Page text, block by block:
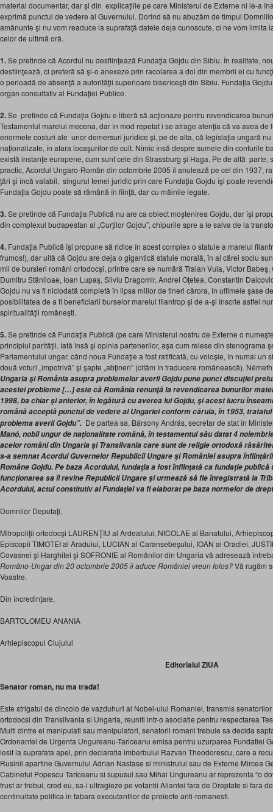
material documentar, dar şi din explicaţiile pe care Ministerul de Externe ni le-a
exprimă punctul de vedere al Guvernului. Dorind să nu abuzăm de timpul
amănunte şi nu vom readuce la suprafaţă datele deja cunoscute, ci ne vom limita
celor de ultimă oră.
1.Se pretinde că Acordul nu desfiinţează Fundaţia Gojdu din Sibiu. În realitate,
desfiinţează, ci preferă să şi-o anexeze prin racolarea a doi din membrii ei cu
o perioadă de absenţă a autorităţii superioare bisericeşti din Sibiu. Fundaţia
organ consultativ al Fundaţiei Publice.
2.Se pretinde că Fundaţia Gojdu e liberă să acţionaze pentru revendicarea
Testamentul marelui mecena, dar în mod repetat i se atrage atenţia că va avea
enormele costuri ale unor demersuri juridice şi, pe de alta, că legislaţia ungară
naţionalizate, în afara locaşurilor de cult. Nimic însă despre sumele din conturile
există instanţe europene, cum sunt cele din Strassburg şi Haga. Pe de altă parte,
practic, Acordul Ungaro-Român din octombrie 2005 îl anulează pe cel din 1937,
ţări şi încă valabil, singurul temei juridic prin care Fundaţia Gojdu îşi poate
Fundaţia Gojdu poate să rămână în fiinţă, dar cu mâinile legate.
3.Se pretinde că Fundaţia Publică nu are ca obiect moştenirea Gojdu, dar îşi
din complexul budapestan al „Curţilor Gojdu”, chipurile spre a le salva de la
4. Fundaţia Publică îşi propune să ridice în acest complex o statuie a marelui
frumos!), dar uită că Gojdu are deja o gigantică statuie morală, în al cărei soclu
mii de bursieri români ortodocşi, printre care se numără Traian Vuia, Victor
Dumitru Stăniloae, Ioan Lupaş, Silviu Dragomir, Andrei Oţetea, Constantin
Gojdu nu va fi niciodată completă în lipsa miilor de tineri cărora, în ultimele şase
posibilitatea de a fi beneficiarii burselor marelui filantrop şi de a-şi înscrie astfel
spiritualităţii româneşti.
5.Se pretinde că Fundaţia Publică (pe care Ministerul nostru de Externe o
principiul parităţii. Iată însă şi opinia partenerilor, aşa cum reiese din stenograma
Parlamentului ungar, când noua Fundaţie a fost ratificată, cu voioşie, în numai un
două voturi „împotrivă” şi şapte „abţineri” (cităm în traducere românească).
Ungaria şi România asupra problemelor averii Gojdu pune punct discuţiei
acestei probleme […] este că România renunţă la revendicarea bunurilor
1998, ba chiar şi anterior, în legătură cu averea lui Gojdu, şi acest lucru
română acceptă punctul de vedere al Ungariei conform căruia, în 1953,
problema averii Gojdu”. De partea sa, Bársony András, secretar de stat în
Manó, nobil ungur de naţionalitate română, în testamentul său datat 4
acelor români din Ungaria şi Transilvania care sunt de religie ortodoxă
s-a semnat Acordul Guvernelor Republicii Ungare şi României asupra
Române Gojdu. Pe baza Acordului, fundaţia a fost înfiinţată ca fundaţie
funcţionarea sa îi revine Republicii Ungare şi urmează să fie înregistrată la
Acordului, actul constitutiv al Fundaţiei va fi elaborat pe baza normelor de
Domnilor Deputaţi,
Mitropoliţii ortodocşi LAURENŢIU al Ardealului, NICOLAE al Banatului,
Episcopii TIMOTEI al Aradului, LUCIAN al Caransebeşului, IOAN al Oradiei,
Covasnei şi Harghitei şi SOFRONIE al Românilor din Ungaria vă adresează
Româno-Ungar din 20 octombrie 2005 îi aduce României vreun folos?Vă rugăm
Voastre.
Din încredinţare,
BARTOLOMEU ANANIA
Arhiepiscopul Clujului
Editorialul ZIUA
Senator roman, nu ma trada!
Este strigatul de dincolo de vazduhuri al Nobel-ului Romaniei, transmis
ortodocsi din Transilvania si Ungaria, reuniti intr-o asociatie pentru respectarea
Multi dintre ei manipulati sau manipulatori, senatorii romani trebuie sa decida
Ordonantei de Urgenta Ungureanu-Tariceanu emisa pentru uzurparea Fundatiei
iesit la suprafata apei, prin declaratia imberbului Razvan Theodorescu, care a
Rusinii apartine Guvernului Adrian Nastase si ministrului sau de Externe Mircea
Cabinetul Popescu Tariceanu si supusul sau Mihai Ungureanu ar reprezenta “o
frust ar trebui, cred eu, sa-i ultragieze pe votantii Aliantei fara de Dreptate si fara
continuitate politica in tabara executantilor de proiecte anti-romanesti.